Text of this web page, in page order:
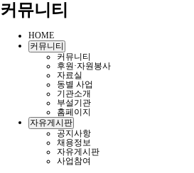
커뮤니티
HOME
커뮤니티
커뮤니티
후원·자원봉사
자료실
동별 사업
기관소개
부설기관
홈페이지
자유게시판
공지사항
채용정보
자유게시판
사업참여